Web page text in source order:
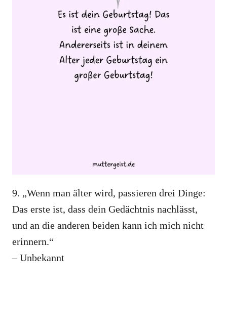
9. „Wenn man älter wird, passieren drei Dinge:
Das erste ist, dass dein Gedächtnis nachlässt,
und an die anderen beiden kann ich mich nicht
erinnern.“
– Unbekannt